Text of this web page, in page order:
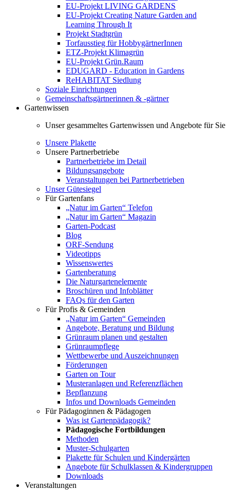
EU-Projekt LIVING GARDENS
EU-Projekt Creating Nature Garden and
Learning Through It
Projekt Stadtgrün
Torfausstieg für HobbygärtnerInnen
ETZ-Projekt Klimagrün
EU-Projekt Grün.Raum
EDUGARD - Education in Gardens
ReHABITAT Siedlung
Soziale Einrichtungen
Gemeinschaftsgärtnerinnen & -gärtner
Gartenwissen
Unser gesammeltes Gartenwissen und Angebote für Sie
Unsere Plakette
Unsere Partnerbetriebe
Partnerbetriebe im Detail
Bildungsangebote
Veranstaltungen bei Partnerbetrieben
Unser Gütesiegel
Für Gartenfans
„Natur im Garten“ Telefon
„Natur im Garten“ Magazin
Garten-Podcast
Blog
ORF-Sendung
Videotipps
Wissenswertes
Gartenberatung
Die Naturgartenelemente
Broschüren und Infoblätter
FAQs für den Garten
Für Profis & Gemeinden
„Natur im Garten“ Gemeinden
Angebote, Beratung und Bildung
Grünraum planen und gestalten
Grünraumpflege
Wettbewerbe und Auszeichnungen
Förderungen
Garten on Tour
Musteranlagen und Referenzflächen
Bepflanzung
Infos und Downloads Gemeinden
Für Pädagoginnen & Pädagogen
Was ist Gartenpädagogik?
Pädagogische Fortbildungen
Methoden
Muster-Schulgarten
Plakette für Schulen und Kindergärten
Angebote für Schulklassen & Kindergruppen
Downloads
Veranstaltungen